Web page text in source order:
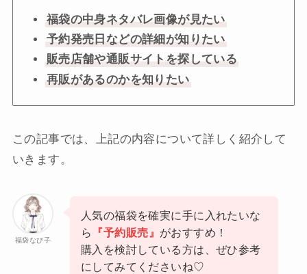
福袋の中身ネタバレ画像が見たい
予約発売日などの詳細が知りたい
販売店舗や通販サイトを探している
再販があるのかを知りたい
この記事では、上記の内容について詳しく紹介して
いきます。
福袋なび子
人気の福袋を確実に手に入れたいな
ら
『予約販売』 がおすすめ！
購入を検討している方は、ぜひ参考
にしてみてくださいね♡